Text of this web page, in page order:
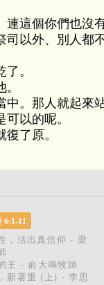
這個你們也沒
以外、別人都不
。
。那人就起來站
以的呢。
了原。
6:1-11
，活出真信仰 - 梁
王 - 俞大鳴牧師
新著重 (上) - 李思